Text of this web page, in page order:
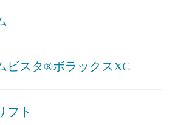
ビスタ®ボラックスXC
フト